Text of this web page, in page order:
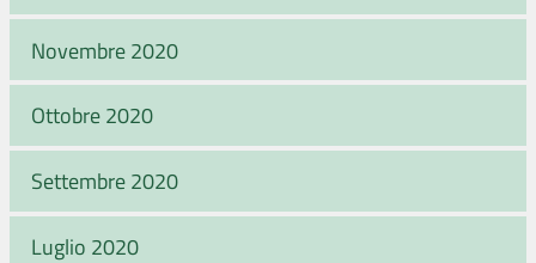
Novembre 2020
Ottobre 2020
Settembre 2020
Luglio 2020